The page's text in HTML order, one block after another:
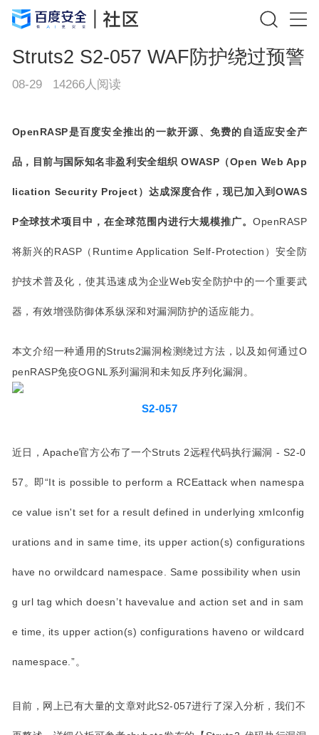
Struts2 S2-057 WAF防护绕过预警
08-29 14266人阅读
OpenRASP是百度安全推出的一款开源、免费的自适应安全产
品，目前与国际知名非盈利安全组织 OWASP（Open Web App
lication Security Project）达成深度合作，现已加入到OWAS
P全球技术项目中，在全球范围内进行大规模推广。OpenRASP
将新兴的RASP（Runtime Application Self-Protection）安全防
护技术普及化，使其迅速成为企业Web安全防护中的一个重要武
器，有效增强防御体系纵深和对漏洞防护的适应能力。
本文介绍一种通用的Struts2漏洞检测绕过方法，以及如何通过O
penRASP免疫OGNL系列漏洞和未知反序列化漏洞。
S2-057
近日，Apache官方公布了一个Struts 2远程代码执行漏洞 - S2-0
57 。即“It is possibleto perform a RCEattack when namespa
ce value isn't set for a result defined in underlying xmlconfig
urations and in same time, its upper action(s) configurations
have no orwildcard namespace. Same possibility when usin
g url tag which doesn’t havevalue and action set and in sam
e time, its upper action(s) configurations haveno or wildcard
namespace.”。
目前，网上已有大量的文章对此S2-057进行了深入分析，我们不